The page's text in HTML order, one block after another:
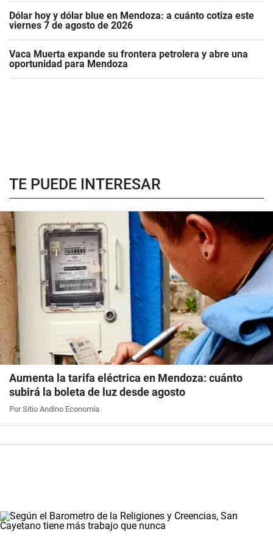
Dólar hoy y dólar blue en Mendoza: a cuánto cotiza este
viernes 7 de agosto de 2026
Vaca Muerta expande su frontera petrolera y abre una
oportunidad para Mendoza
TE PUEDE INTERESAR
Aumenta la tarifa eléctrica en Mendoza: cuánto
subirá la boleta de luz desde agosto
Por Sitio Andino Economía